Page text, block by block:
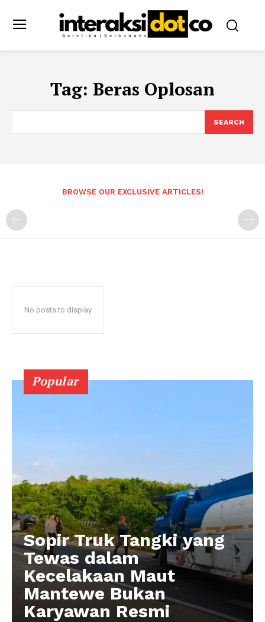
Tag: Beras Oplosan
SEARCH
BROWSE OUR EXCLUSIVE ARTICLES!
No posts to display
Popular
Sopir Truk Tangki yang
Tewas dalam
Kecelakaan Maut
Mantewe Bukan
Karyawan Resmi